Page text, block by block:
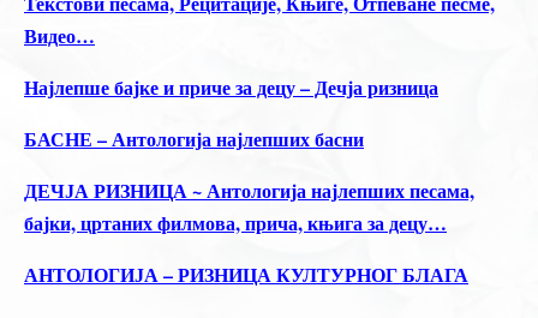
Видео…
Најлепше бајке и приче за децу – Дечја ризница
БАСНЕ – Антологија најлепших басни
ДЕЧЈА РИЗНИЦА ~ Антологија најлепших песама,
бајки, цртаних филмова, прича, књига за децу…
АНТОЛОГИЈА – РИЗНИЦА КУЛТУРНОГ БЛАГА